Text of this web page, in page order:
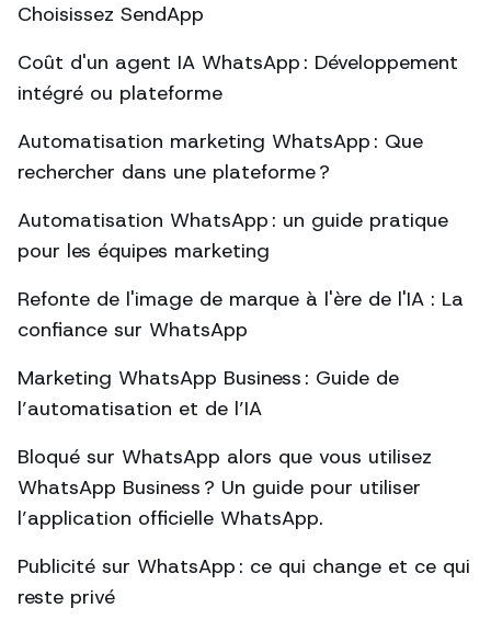
Choisissez SendApp
Coût d'un agent IA WhatsApp : Développement
intégré ou plateforme
Automatisation marketing WhatsApp : Que
rechercher dans une plateforme ?
Automatisation WhatsApp : un guide pratique
pour les équipes marketing
Refonte de l'image de marque à l'ère de l'IA : La
confiance sur WhatsApp
Marketing WhatsApp Business : Guide de
l’automatisation et de l’IA
Bloqué sur WhatsApp alors que vous utilisez
WhatsApp Business ? Un guide pour utiliser
l’application officielle WhatsApp.
Publicité sur WhatsApp : ce qui change et ce qui
reste privé